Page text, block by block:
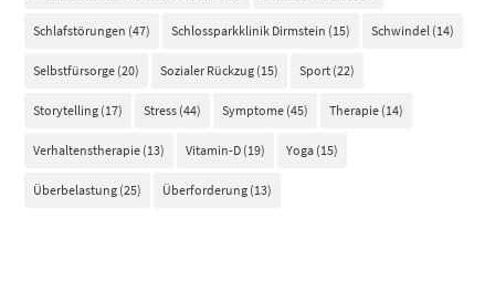
Schlafstörungen (47) Schlossparkklinik Dirmstein (15) Schwindel (14)
Selbstfürsorge (20) Sozialer Rückzug (15) Sport (22)
Storytelling (17) Stress (44) Symptome (45) Therapie (14)
Verhaltenstherapie (13) Vitamin-D (19) Yoga (15)
Überbelastung (25) Überforderung (13)